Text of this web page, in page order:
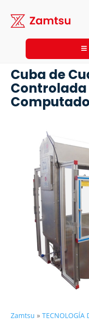
Zamtsu »TECNOLOGÍA
Cuba de
Controlada